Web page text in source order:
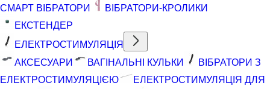
СМАРТ ВІБРАТОРИ
ВІБРАТОРИ-КРОЛИКИ
ЕКСТЕНДЕР
ЕЛЕКТРОСТИМУЛЯЦІЯ
АКСЕСУАРИ
ВАГІНАЛЬНІ КУЛЬКИ
ВІБРАТОРИ З
ЕЛЕКТРОСТИМУЛЯЦІЄЮ
ЕЛЕКТРОСТИМУЛЯЦІЯ ДЛЯ